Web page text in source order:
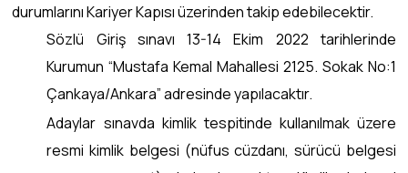
durumlarını Kariyer Kapısı üzerinden takip edebilecektir.
Sözlü Giriş sınavı 13-14 Ekim 2022 tarihlerinde
Kurumun “Mustafa Kemal Mahallesi 2125. Sokak No:1
Çankaya/Ankara” adresinde yapılacaktır.
Adaylar sınavda kimlik tespitinde kullanılmak üzere
resmi kimlik belgesi (nüfus cüzdanı, sürücü belgesi